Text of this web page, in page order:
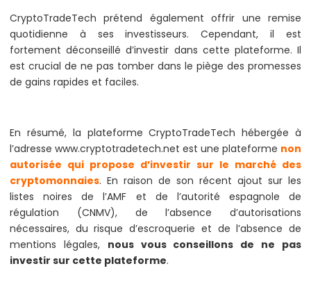
CryptoTradeTech prétend également offrir une remise
quotidienne à ses investisseurs. Cependant, il est
fortement déconseillé d’investir dans cette plateforme. Il
est crucial de ne pas tomber dans le piège des promesses
de gains rapides et faciles.
En résumé, la plateforme CryptoTradeTech hébergée à
l’adresse www.cryptotradetech.net est une plateforme non
autorisée qui propose d’investir sur le marché des
cryptomonnaies. En raison de son récent ajout sur les
listes noires de l’AMF et de l’autorité espagnole de
régulation (CNMV), de l’absence d’autorisations
nécessaires, du risque d’escroquerie et de l’absence de
mentions légales, nous vous conseillons de ne pas
investir sur cette plateforme.